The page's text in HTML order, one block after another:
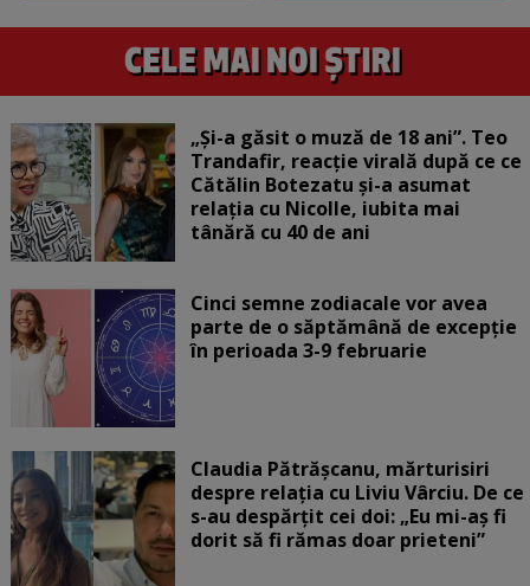
„Și-a găsit o muză de 18 ani”. Teo
Trandafir, reacție virală după ce ce
Cătălin Botezatu și-a asumat
relația cu Nicolle, iubita mai
tânără cu 40 de ani
Cinci semne zodiacale vor avea
parte de o săptămână de excepție
în perioada 3-9 februarie
Claudia Pătrășcanu, mărturisiri
despre relația cu Liviu Vârciu. De ce
s-au despărțit cei doi: „Eu mi-aș fi
dorit să fi rămas doar prieteni”